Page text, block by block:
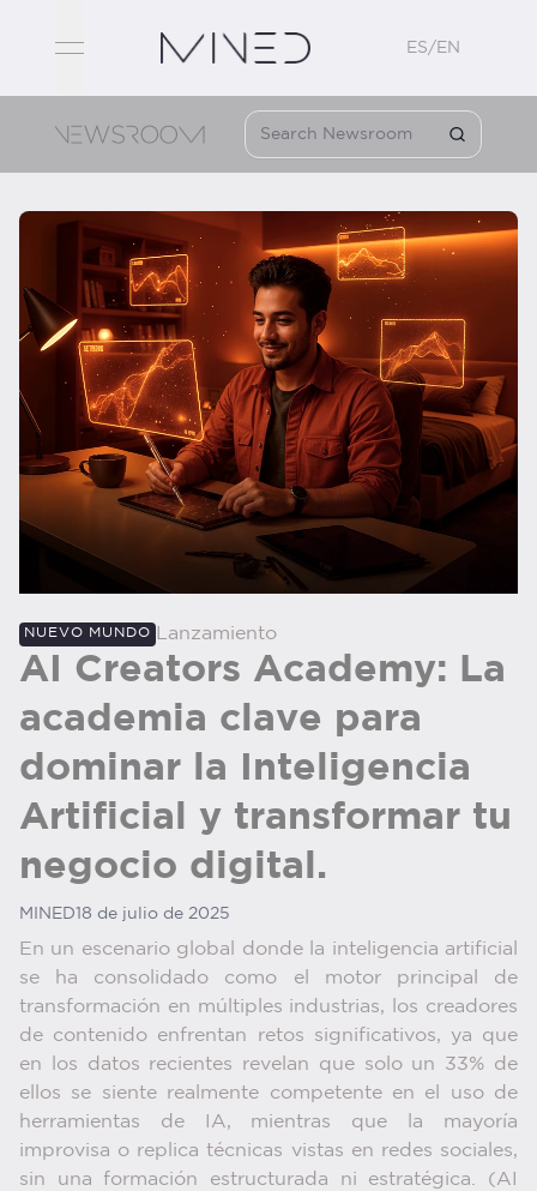
open navigation menu
ES/EN
NUEVO MUNDO Lanzamiento
AI Creators Academy: La
academia clave para
dominar la Inteligencia
Artificial y transformar tu
negocio digital.
MINED18 de julio de 2025
En un escenario global donde la inteligencia artificial
se ha consolidado como el motor principal de
transformación en múltiples industrias, los creadores
de contenido enfrentan retos significativos, ya que
en los datos recientes revelan que solo un 33% de
ellos se siente realmente competente en el uso de
herramientas de IA, mientras que la mayoría
improvisa o replica técnicas vistas en redes sociales,
sin una formación estructurada ni estratégica. (AI